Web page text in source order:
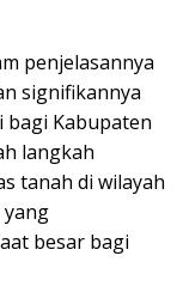
penjelasannya
signifikannya
bagi Kabupaten
langkah
tanah di wilayah
yang
besar bagi